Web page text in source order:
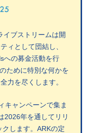
イブストリームは開
ィとして団結し、
への募金活動を行
ために特別な何かを
力を尽くします。
キャンペーンで集ま
2026年を通してリリ
します。ARKの定